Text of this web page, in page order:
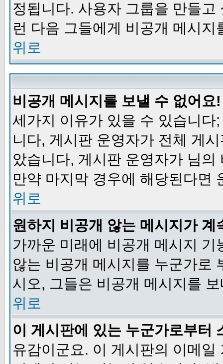
정됩니다. 사용자 그룹을 만들
런 다음 그들에게 비공개 메시지
위로
비공개 메시지를 보낼 수 없어요!
세가지 이유가 있을 수 있습니
니다, 게시판 운영자가 전체 게
았습니다, 게시판 운영자가 님
만약 마지막 경우에 해당된다면
위로
원하지 비공개 않는 메시지가 계
가까운 미래에 비공개 메시지
않는 비공개 메시지를 누군가로
시오, 그들은 비공개 메시지를
위로
이 게시판에 있는 누군가로부터
유감이군요. 이 게시판의 이메